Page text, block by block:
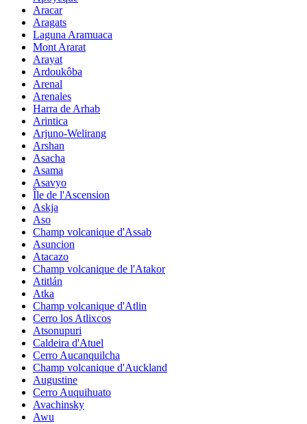
Aracar
Aragats
Laguna Aramuaca
Mont Ararat
Arayat
Ardoukôba
Arenal
Arenales
Harra de Arhab
Arintica
Arjuno-Welirang
Arshan
Asacha
Asama
Asavyo
Île de l'Ascension
Askja
Aso
Champ volcanique d'Assab
Asuncion
Atacazo
Champ volcanique de l'Atakor
Atitlán
Atka
Champ volcanique d'Atlin
Cerro los Atlixcos
Atsonupuri
Caldeira d'Atuel
Cerro Aucanquilcha
Champ volcanique d'Auckland
Augustine
Cerro Auquihuato
Avachinsky
Awu